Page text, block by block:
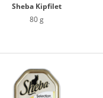
Sheba Kipfilet
80 g